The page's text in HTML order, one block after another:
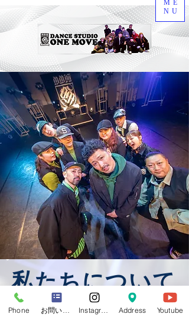
ME
NU
​私たちについて
​2007年創業
Phone Address Youtube